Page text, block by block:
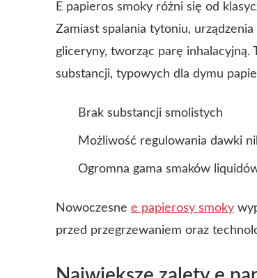
E papieros smoky różni się od
Zamiast spalania tytoniu,
gliceryny, tworząc parę inhalacyjną.
substancji, typowych dla dymu
Brak substancji smolistych
Możliwość regulowania dawki
Ogromna gama smaków
Nowoczesne e papierosy smoky
przed przegrzewaniem oraz